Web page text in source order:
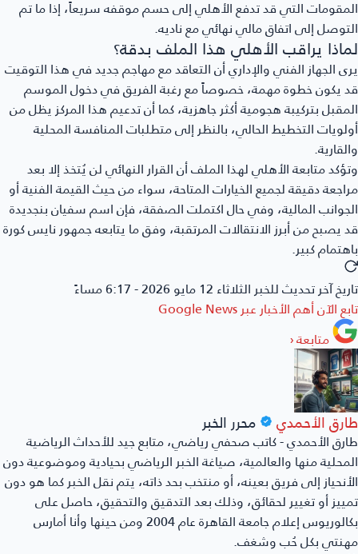
المقومات التي قد تدفع الأهلي إلى حسم موقفه سريعاً، إذا ما تم
التوصل إلى اتفاق مالي نهائي مع ناديه.
لماذا يراقب الأهلي هذا الملف بدقة؟
يرى الجهاز الفني والإداري أن التعاقد مع مهاجم جديد في هذا التوقيت
قد يكون خطوة مهمة، خصوصاً مع رغبة الفريق في دخول الموسم
المقبل بتركيبة هجومية أكثر جاهزية، كما أن تدعيم هذا المركز يظل من
أولويات التخطيط الحالي، بالنظر إلى متطلبات المنافسة المحلية
والقارية.
وتؤكد متابعة الأهلي لهذا الملف أن القرار النهائي لن يُتخذ إلا بعد
مراجعة دقيقة لجميع الخيارات المتاحة، سواء من حيث القيمة الفنية أو
الجوانب المالية، وفي حال اكتملت الصفقة، فإن اسم سفيان بنجديدة
قد يصبح من أبرز الانتقالات المرتقبة، وفق ما يتابعه جمهور نايس كورة
باهتمام كبير.
تاريخ آخر تحديث للخبرالثلاثاء 12 مايو 2026 - 6:17 مساءً
تابع الآن أهم الأخبار عبرGoogle News
متابعة‹
طارق الأحمدي محرر الخبر
طارق الأحمدي - كاتب صحفي رياضي، متابع جيد للأحداث الرياضية
المحلية منها والعالمية، صياغة الخبر الرياضي بحيادية وموضوعية دون
الأنحياز إلى فريق بعينه، أو منتخب بحد ذاته، يتم نقل الخبر كما هو دون
تمييز أو تغيير لحقائق، وذلك بعد التدقيق والتحقيق، حاصل على
بكالوريوس إعلام جامعة القاهرة عام 2004 ومن حينها وأنا أمارس
مهنتي بكل حُب وشغف.